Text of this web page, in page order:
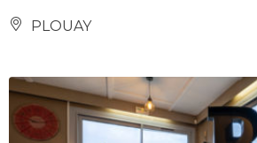
PLOUAY